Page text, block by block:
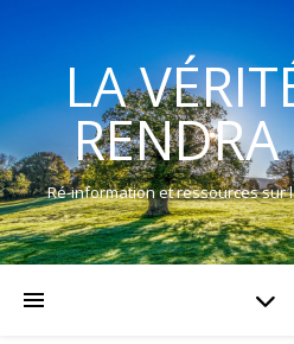
LA
RENDRA
Ré-information et ressources sur